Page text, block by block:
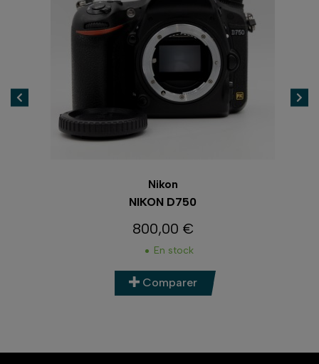
Nikon
NIKON D750
Prix
800,00 €
En stock
Comparer